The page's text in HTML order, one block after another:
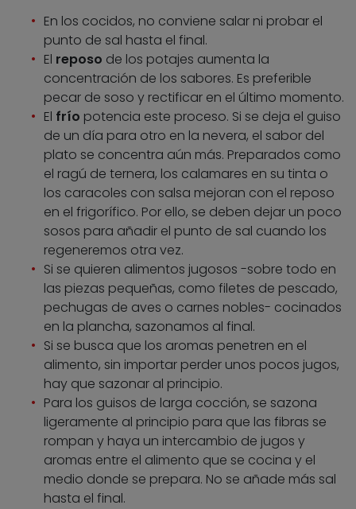
En los cocidos, no conviene salar ni probar el
punto de sal hasta el final.
El reposo de los potajes aumenta la
concentración de los sabores. Es preferible
pecar de soso y rectificar en el último momento.
El frío potencia este proceso. Si se deja el guiso
de un día para otro en la nevera, el sabor del
plato se concentra aún más. Preparados como
el ragú de ternera, los calamares en su tinta o
los caracoles con salsa mejoran con el reposo
en el frigorífico. Por ello, se deben dejar un poco
sosos para añadir el punto de sal cuando los
regeneremos otra vez.
Si se quieren alimentos jugosos -sobre todo en
las piezas pequeñas, como filetes de pescado,
pechugas de aves o carnes nobles- cocinados
en la plancha, sazonamos al final.
Si se busca que los aromas penetren en el
alimento, sin importar perder unos pocos jugos,
hay que sazonar al principio.
Para los guisos de larga cocción, se sazona
ligeramente al principio para que las fibras se
rompan y haya un intercambio de jugos y
aromas entre el alimento que se cocina y el
medio donde se prepara. No se añade más sal
hasta el final.